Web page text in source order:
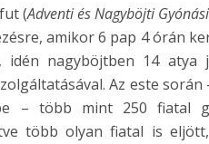
(Adventi és Nagyböjti
amikor 6 pap 4 órán
idén nagyböjtben 14
Az este
– több mint 250 fiatal
több olyan fiatal is